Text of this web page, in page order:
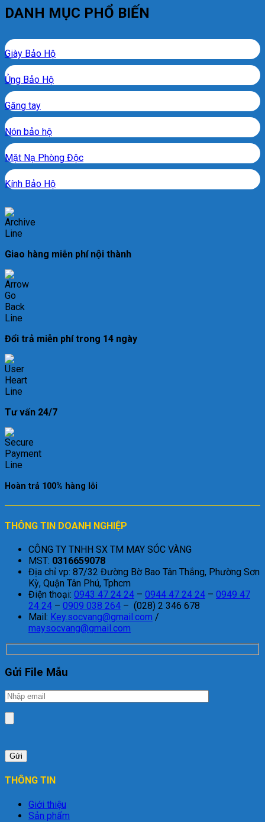
DANH MỤC PHỔ BIẾN
Giày Bảo Hộ
Ủng Bảo Hộ
Găng tay
Nón bảo hộ
Mặt Nạ Phòng Độc
Kính Bảo Hộ
Giao hàng miễn phí nội thành
Đổi trả miễn phí trong 14 ngày
Tư vấn 24/7
Hoàn trả 100% hàng lỗi
THÔNG TIN DOANH NGHIỆP
CÔNG TY TNHH SX TM MAY SÓC VÀNG
MST: 0316659078
Địa chỉ vp: 87/32 Đường Bờ Bao Tân Thắng, Phường Sơn
Kỳ, Quận Tân Phú, Tphcm
Điện thoại: 0943 47 24 24 – 0944 47 24 24 – 0949 47
24 24 – 0909 038 264 – (028) 2 346 678
Mail: Key.socvang@gmail.com /
maysocvang@gmail.com
Gửi File Mẫu
THÔNG TIN
Giới thiệu
Sản phẩm